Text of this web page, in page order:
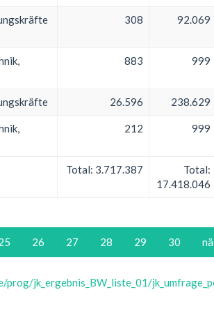
308 92.069
883 999
26.596 238.629
212 999
Total: 3.717.387
Total:
17.418.046
26 27 28 29 30
jk_ergebnis_BW_liste_01/